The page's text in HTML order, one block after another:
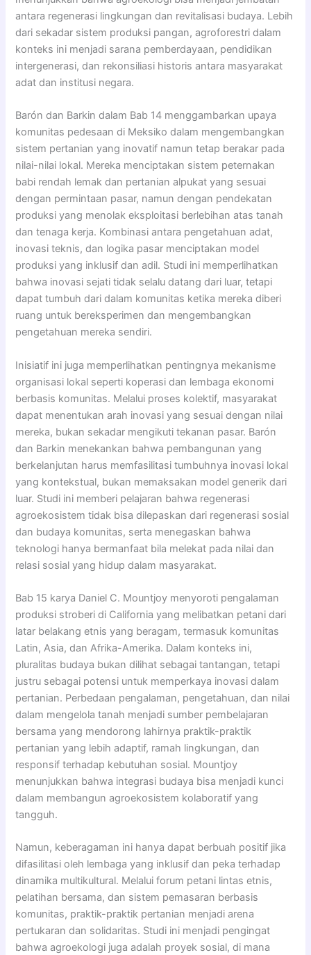
antara regenerasi lingkungan dan revitalisasi budaya. Lebih
dari sekadar sistem produksi pangan, agroforestri dalam
konteks ini menjadi sarana pemberdayaan, pendidikan
intergenerasi, dan rekonsiliasi historis antara masyarakat
adat dan institusi negara.
Barón dan Barkin dalam Bab 14 menggambarkan upaya
komunitas pedesaan di Meksiko dalam mengembangkan
sistem pertanian yang inovatif namun tetap berakar pada
nilai-nilai lokal. Mereka menciptakan sistem peternakan
babi rendah lemak dan pertanian alpukat yang sesuai
dengan permintaan pasar, namun dengan pendekatan
produksi yang menolak eksploitasi berlebihan atas tanah
dan tenaga kerja. Kombinasi antara pengetahuan adat,
inovasi teknis, dan logika pasar menciptakan model
produksi yang inklusif dan adil. Studi ini memperlihatkan
bahwa inovasi sejati tidak selalu datang dari luar, tetapi
dapat tumbuh dari dalam komunitas ketika mereka diberi
ruang untuk bereksperimen dan mengembangkan
pengetahuan mereka sendiri.
Inisiatif ini juga memperlihatkan pentingnya mekanisme
organisasi lokal seperti koperasi dan lembaga ekonomi
berbasis komunitas. Melalui proses kolektif, masyarakat
dapat menentukan arah inovasi yang sesuai dengan nilai
mereka, bukan sekadar mengikuti tekanan pasar. Barón
dan Barkin menekankan bahwa pembangunan yang
berkelanjutan harus memfasilitasi tumbuhnya inovasi lokal
yang kontekstual, bukan memaksakan model generik dari
luar. Studi ini memberi pelajaran bahwa regenerasi
agroekosistem tidak bisa dilepaskan dari regenerasi sosial
dan budaya komunitas, serta menegaskan bahwa
teknologi hanya bermanfaat bila melekat pada nilai dan
relasi sosial yang hidup dalam masyarakat.
Bab 15 karya Daniel C. Mountjoy menyoroti pengalaman
produksi stroberi di California yang melibatkan petani dari
latar belakang etnis yang beragam, termasuk komunitas
Latin, Asia, dan Afrika-Amerika. Dalam konteks ini,
pluralitas budaya bukan dilihat sebagai tantangan, tetapi
justru sebagai potensi untuk memperkaya inovasi dalam
pertanian. Perbedaan pengalaman, pengetahuan, dan nilai
dalam mengelola tanah menjadi sumber pembelajaran
bersama yang mendorong lahirnya praktik-praktik
pertanian yang lebih adaptif, ramah lingkungan, dan
responsif terhadap kebutuhan sosial. Mountjoy
menunjukkan bahwa integrasi budaya bisa menjadi kunci
dalam membangun agroekosistem kolaboratif yang
tangguh.
Namun, keberagaman ini hanya dapat berbuah positif jika
difasilitasi oleh lembaga yang inklusif dan peka terhadap
dinamika multikultural. Melalui forum petani lintas etnis,
pelatihan bersama, dan sistem pemasaran berbasis
komunitas, praktik-praktik pertanian menjadi arena
pertukaran dan solidaritas. Studi ini menjadi pengingat
bahwa agroekologi juga adalah proyek sosial, di mana